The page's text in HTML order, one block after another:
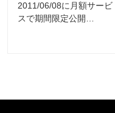
2011/06/08に月額サービ
スで期間限定公開…